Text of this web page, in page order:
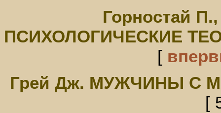
Горностай
ПСИХОЛОГИЧЕСКИЕ
[
Грей Дж. МУЖЧИНЫ С
[